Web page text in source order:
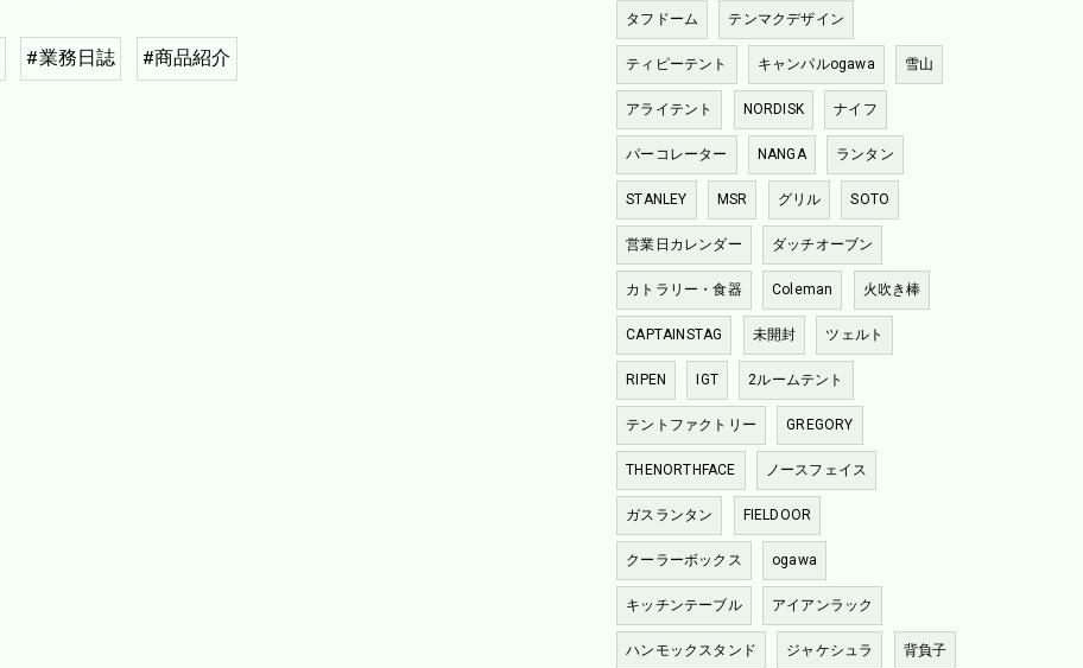
#業務日誌 #商品紹介
タフドーム テンマクデザイン
ティピーテント キャンパルogawa 雪山
アライテント NORDISK ナイフ
パーコレーター NANGA ランタン
STANLEY MSR グリル SOTO
営業日カレンダー ダッチオーブン
カトラリー・食器 Coleman 火吹き棒
CAPTAINSTAG 未開封 ツェルト
RIPEN IGT 2ルームテント
テントファクトリー GREGORY
THENORTHFACE ノースフェイス
ガスランタン FIELDOOR
クーラーボックス ogawa
キッチンテーブル アイアンラック
ハンモックスタンド ジャケシュラ 背負子